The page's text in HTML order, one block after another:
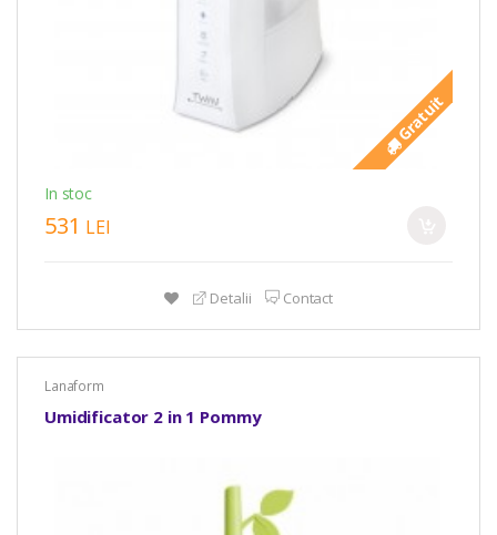
Gratuit
In stoc
531 LEI
Detalii Contact
Lanaform
Umidificator 2 in 1 Pommy